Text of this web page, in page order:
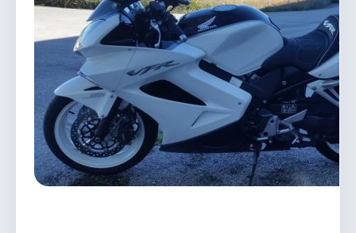
Vie locale & Associations
Découvrir la commune
DIMANCHE 9 AOÛT 2026
Secrétariat ouvert